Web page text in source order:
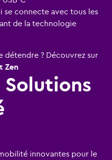
se connecte avec tous les
de la technologie
détendre ? Découvrez sur
Zen
innovantes pour le